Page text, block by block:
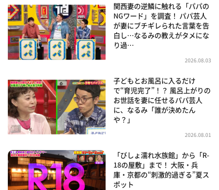
関西妻の逆鱗に触れる「パパの
NGワード」を調査！ パパ芸人
が妻にブチギレられた言葉を告
白し…なるみの教えがタメにな
り過…
2026.08.03
子どもとお風呂に入るだけ
で“育児完了”！？ 風呂上がりの
お世話を妻に任せるパパ芸人
に、なるみ「誰が決めたん
や？」
2026.08.01
「びしょ濡れ水族館」から「R-
18の屋敷」まで！ 大阪・兵
庫・京都の“刺激的過ぎる”夏ス
ポット